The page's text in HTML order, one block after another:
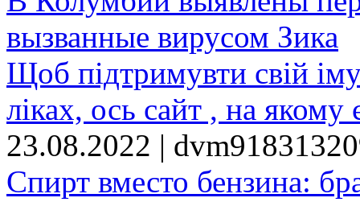
вызванные вирусом Зика
Щоб підтримувти свій
ліках, ось сайт , на якому
23.08.2022 |
Спирт вместо бензина: